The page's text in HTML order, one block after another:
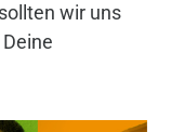
wir uns